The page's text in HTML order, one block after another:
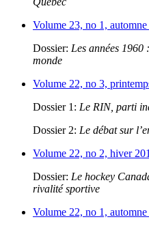
Volume 23, no 1,
Dossier: Les années
monde
Volume 22, no 3,
Dossier 1: Le RIN, parti
Dossier 2: Le débat sur
Volume 22, no 2, hiver
Dossier: Le hockey
rivalité sportive
Volume 22, no 1,